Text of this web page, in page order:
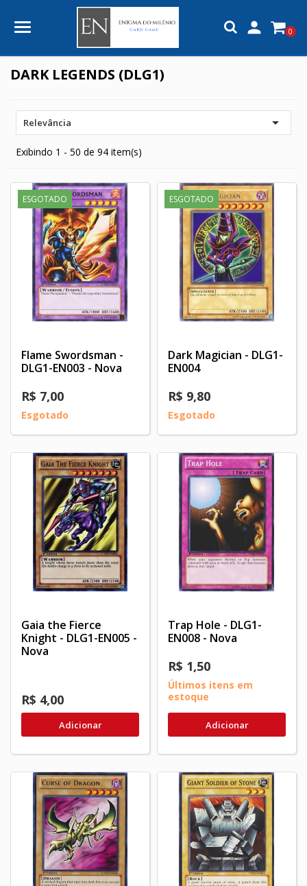
 0
DARK LEGENDS (DLG1)
Relevância 
Exibindo 1 - 50 de 94 item(s)
ESGOTADO
Flame Swordsman -
DLG1-EN003 - Nova
R$ 7,00
Esgotado
ESGOTADO
Dark Magician - DLG1-
EN004
R$ 9,80
Esgotado
Gaia the Fierce
Knight - DLG1-EN005 -
Nova
R$ 4,00
Adicionar
Trap Hole - DLG1-
EN008 - Nova
R$ 1,50
Últimos itens em
estoque
Adicionar